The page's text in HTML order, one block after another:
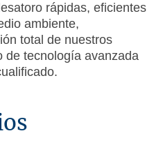
rápidas, eficientes
ambiente,
total de nuestros
de tecnología avanzada